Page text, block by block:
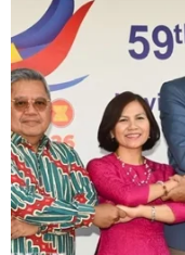
Vụ cháy nhà xưởng tại
Hà Nội đã khiến 8
Phó Thủ tướng
Hòa Bình vừa ký
cháy nhà xưởng